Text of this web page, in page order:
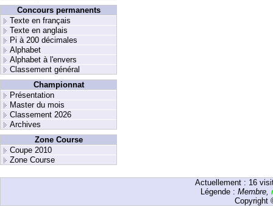
Concours permanents
Texte en français
Texte en anglais
Pi à 200 décimales
Alphabet
Alphabet à l'envers
Classement général
Championnat
Présentation
Master du mois
Classement 2026
Archives
Zone Course
Coupe 2010
Zone Course
Actuellement : 16
Légende : Membre,
Copyright